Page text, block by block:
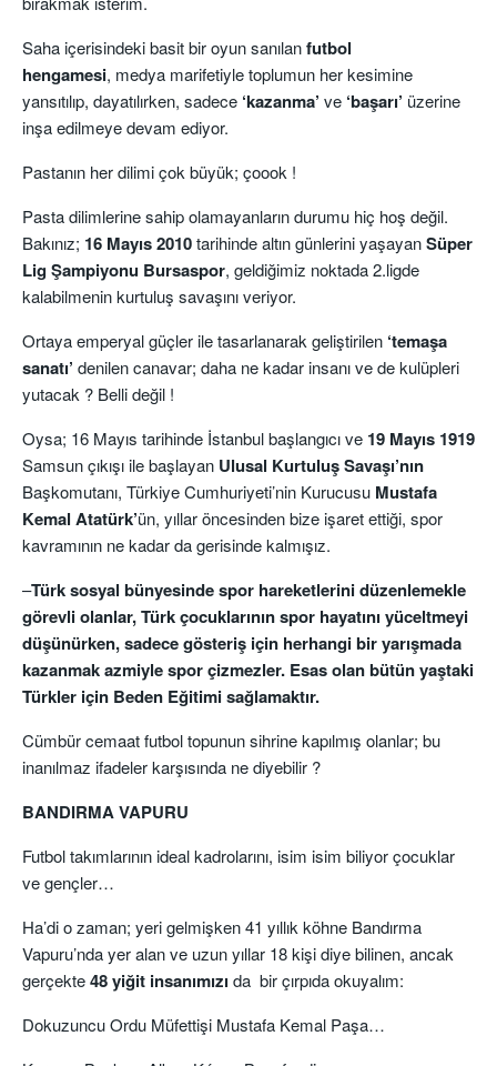
Saha içerisindeki basit bir oyun sanılanfutbol
hengamesi, medya marifetiyle toplumun her kesimine
yansıtılıp, dayatılırken, sadece ‘kazanma’ ve ‘başarı’ üzerine
inşa edilmeye devam ediyor.
Pastanın her dilimi çok büyük; çoook !
Pasta dilimlerine sahip olamayanların durumu hiç hoş değil.
Bakınız; 16 Mayıs 2010tarihinde altın günlerini yaşayanSüper
Lig Şampiyonu Bursaspor, geldiğimiz noktada 2.ligde
kalabilmenin kurtuluş savaşını veriyor.
Ortaya emperyal güçler ile tasarlanarak geliştirilen ‘temaşa
sanatı’ denilen canavar; daha ne kadar insanı ve de kulüpleri
yutacak ? Belli değil !
Oysa; 16 Mayıs tarihinde İstanbul başlangıcı ve 19 Mayıs 1919
Samsun çıkışı ile başlayan Ulusal Kurtuluş Savaşı’nın
Başkomutanı, Türkiye Cumhuriyeti’nin Kurucusu Mustafa
Kemal Atatürk’ün, yıllar öncesinden bize işaret ettiği, spor
kavramının ne kadar da gerisinde kalmışız.
–Türk sosyal bünyesinde spor hareketlerini düzenlemekle
görevli olanlar, Türk çocuklarının spor hayatını yüceltmeyi
düşünürken, sadece gösteriş için herhangi bir yarışmada
kazanmak azmiyle spor çizmezler. Esas olan bütün yaştaki
Türkler için Beden Eğitimi sağlamaktır.
Cümbür cemaat futbol topunun sihrine kapılmış olanlar; bu
inanılmaz ifadeler karşısında ne diyebilir ?
BANDIRMA VAPURU
Futbol takımlarının ideal kadrolarını, isim isim biliyor çocuklar
ve gençler…
Ha’di o zaman; yeri gelmişken 41 yıllık köhne Bandırma
Vapuru’nda yer alan ve uzun yıllar 18 kişi diye bilinen, ancak
gerçekte48 yiğit insanımızı da bir çırpıda okuyalım:
Dokuzuncu Ordu Müfettişi Mustafa Kemal Paşa…